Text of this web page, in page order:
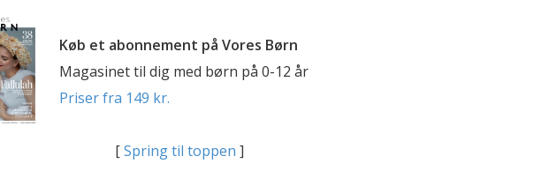
Køb et abonnement på Vores Børn
Magasinet til dig med børn på 0-12 år
Priser fra 149 kr.
[Spring til toppen ]